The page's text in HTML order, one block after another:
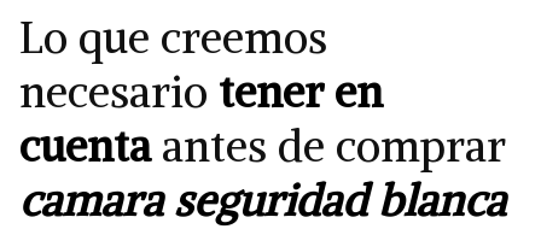
Lo que creemos
necesario tener en
cuentaantes de comprar
camara seguridad blanca